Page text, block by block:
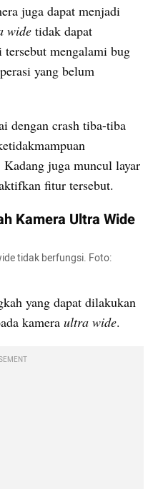
juga dapat menjadi
wide tidak dapat
mengalami bug
yang belum
dengan crash tiba-tiba
Kadang juga muncul layar
fitur tersebut.
Kamera Ultra Wide
tidak berfungsi. Foto:
yang dapat dilakukan
kamera ultra wide.